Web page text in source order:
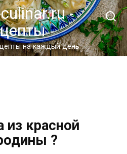
-
на каждый день
из красной
?